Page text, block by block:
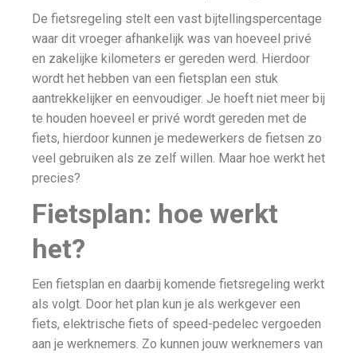
De fietsregeling stelt een vast bijtellingspercentage
waar dit vroeger afhankelijk was van hoeveel privé
en zakelijke kilometers er gereden werd. Hierdoor
wordt het hebben van een fietsplan een stuk
aantrekkelijker en eenvoudiger. Je hoeft niet meer bij
te houden hoeveel er privé wordt gereden met de
fiets, hierdoor kunnen je medewerkers de fietsen zo
veel gebruiken als ze zelf willen. Maar hoe werkt het
precies?
Fietsplan: hoe werkt
het?
Een fietsplan en daarbij komende fietsregeling werkt
als volgt. Door het plan kun je als werkgever een
fiets, elektrische fiets of speed-pedelec vergoeden
aan je werknemers. Zo kunnen jouw werknemers van